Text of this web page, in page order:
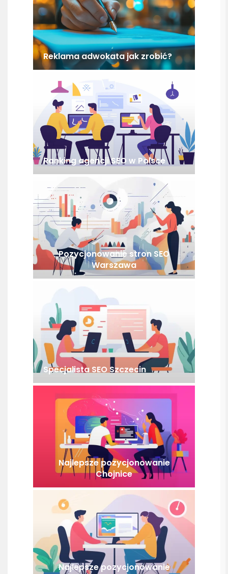
Reklama adwokata jak zrobić?
Ranking agencji SEO w Polsce
Pozycjonowanie stron SEO
Warszawa
Specjalista SEO Szczecin
Najlepsze pozycjonowanie
Chojnice
Najlepsze pozycjonowanie